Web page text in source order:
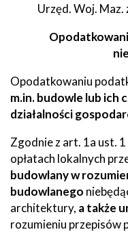
Urzęd. Woj.
Opodatkowaniu
m.in. budowle lub ich
działalności
Zgodnie z art. 1a ust.
opłatach lokalnych
budowlany w
budowlanego
architektury, a także
rozumieniu przepisów